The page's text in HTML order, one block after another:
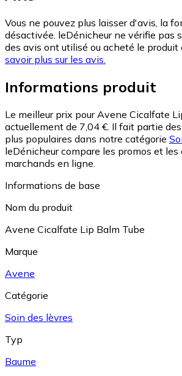
Vous ne pouvez plus laisser d'avis, la
désactivée. leDénicheur ne vérifie pas
des avis ont utilisé ou acheté le produit
savoir plus sur les avis.
Informations produit
Le meilleur prix pour Avene Cicalfate
actuellement de 7,04 €. Il fait partie
plus populaires dans notre catégorie
leDénicheur compare les promos et les
marchands en ligne.
Informations de base
Nom du produit
Avene Cicalfate Lip Balm Tube
Marque
Avene
Catégorie
Soin des lèvres
Typ
Baume